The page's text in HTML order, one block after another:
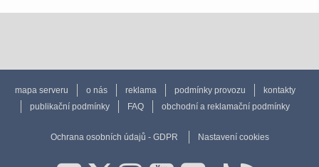
mapa serveru o nás reklama podmínky provozu
kontakty
publikační podmínky
FAQ obchodní a reklamační podmínky
Ochrana osobních údajů - GDPR Nastavení cookies